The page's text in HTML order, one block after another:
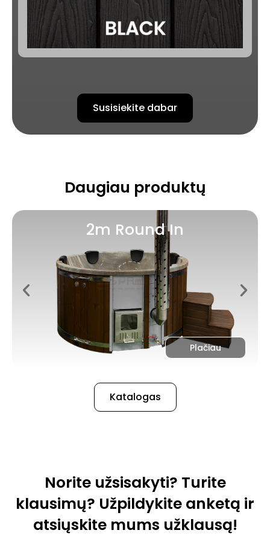
Susisiekite dabar
Daugiau produktų
2m Round In
Plačiau
Katalogas
Norite užsisakyti? Turite
klausimų? Užpildykite anketą ir
atsiųskite mums užklausą!